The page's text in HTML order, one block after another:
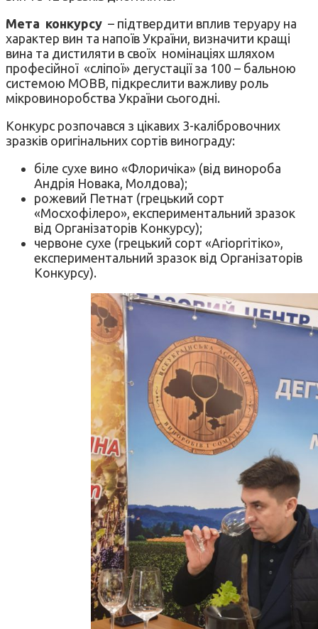
Мета конкурсу – підтвердити вплив теруару на
характер вин та напоїв України, визначити кращі
вина та дистиляти в своїх номінаціях шляхом
професійної «сліпої» дегустації за 100 – бальною
системою МОВВ, підкреслити важливу роль
мікровиноробства України сьогодні.
Конкурс розпочався з цікавих 3-калібровочних
зразків оригінальних сортів винограду:
біле сухе вино «Флоричіка» (від винороба
Андрія Новака, Молдова);
рожевий Петнат (грецький сорт
«Мосхофілеро», експериментальний зразок
від Організаторів Конкурсу);
червоне сухе (грецький сорт «Агіоргітіко»,
експериментальний зразок від Організаторів
Конкурсу).